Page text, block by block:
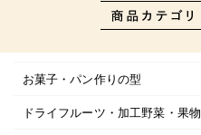
お菓子・パン作りの型
ドライフルーツ・加工野菜・果物